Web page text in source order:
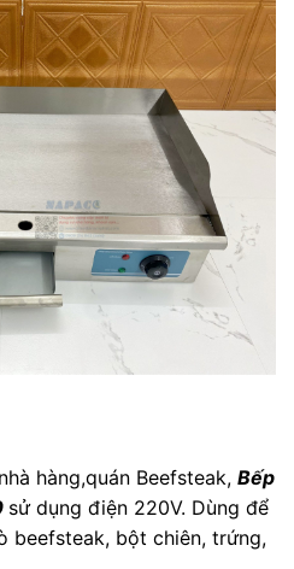
hàng,quán Beefsteak, Bếp
sử dụng điện 220V. Dùng để
beefsteak, bột chiên, trứng,